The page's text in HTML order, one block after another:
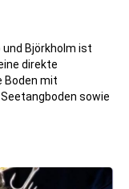
und Björkholm ist
direkte
Boden mit
sowie